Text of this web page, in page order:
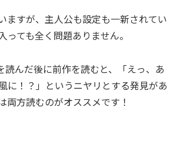
ますが、主人公も設定も一新されてい
っても全く問題ありません。
読んだ後に前作を読むと、「えっ、あ
に！？」というニヤリとする発見があ
両方読むのがオススメです！